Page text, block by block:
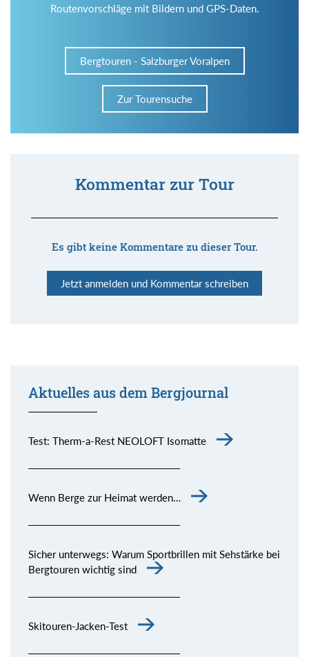
Routenvorschläge mit Bildern und GPS-Daten.
Bergtouren - Salzburger Voralpen
Zur Tourensuche
Kommentar zur Tour
Es gibt keine Kommentare zu dieser Tour.
Jetzt anmelden und Kommentar schreiben
Aktuelles aus dem Bergjournal
Test: Therm-a-Rest NEOLOFT Isomatte
Wenn Berge zur Heimat werden…
Sicher unterwegs: Warum Sportbrillen mit Sehstärke bei
Bergtouren wichtig sind
Skitouren-Jacken-Test